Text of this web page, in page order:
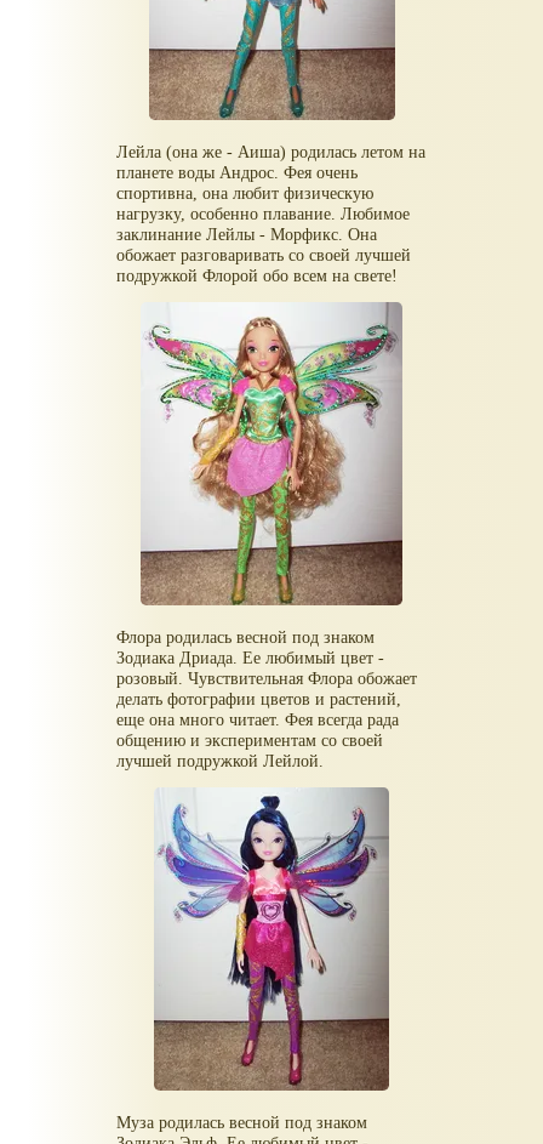
Лейла (она же - Аиша) родилась летом на
планете воды Андрос. Фея очень
спортивна, она любит физическую
нагрузку, особенно плавание. Любимое
заклинание Лейлы - Морфикс. Она
обожает разговаривать со своей лучшей
подружкой Флорой обо всем на свете!
Флора родилась весной под знаком
Зодиака Дриада. Ее любимый цвет -
розовый. Чувствительная Флора обожает
делать фотографии цветов и растений,
еще она много читает. Фея всегда рада
общению и экспериментам со своей
лучшей подружкой Лейлой.
Муза родилась весной под знаком